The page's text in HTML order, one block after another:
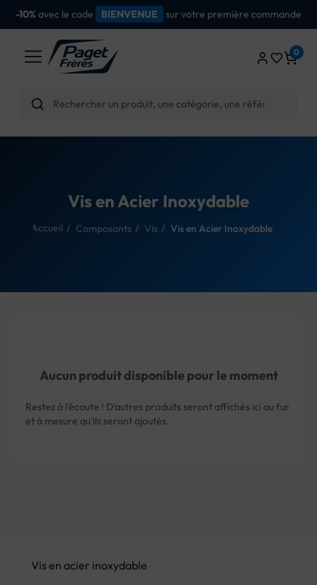
-10% avec le code BIENVENUE sur votre première commande
0
favorite_border
Vis en Acier Inoxydable
Accueil Composants Vis Vis en Acier Inoxydable
Aucun produit disponible pour le moment
Restez à l'écoute ! D'autres produits seront affichés ici au fur
et à mesure qu'ils seront ajoutés.
Vis en acier inoxydable